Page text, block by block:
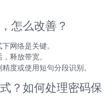
怎么改善？
网络是关键。
释放带宽。
度或使用短句分段识别。
？如何处理密码保